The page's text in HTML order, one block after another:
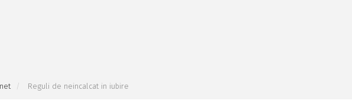
Reguli de neincalcat in iubire